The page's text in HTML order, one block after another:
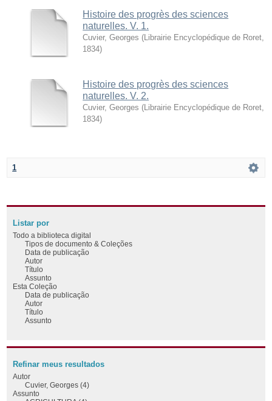
Histoire des progrès des sciences
naturelles. V. 1.
Cuvier, Georges ( Librairie Encyclopédique de Roret
1834)
Histoire des progrès des sciences
naturelles. V. 2.
Cuvier, Georges ( Librairie Encyclopédique de Roret
1834)
1
Listar por
Todo a biblioteca digital
Tipos de documento & Coleções
Data de publicação
Autor
Título
Assunto
Esta Coleção
Data de publicação
Autor
Título
Assunto
Refinar meus resultados
Autor
Cuvier, Georges (4)
Assunto